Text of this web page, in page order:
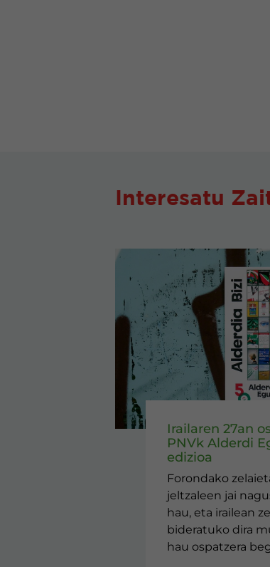
Interesatu
Irailaren 27an
PNVk Alderdi
edizioa
Forondako
jeltzaleen jai
hau, eta irailean
bideratuko dira
hau ospatzera